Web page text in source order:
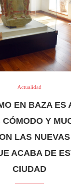
Actualidad
EN BAZA ES
Y
LAS
ACABA DE
CIUDAD